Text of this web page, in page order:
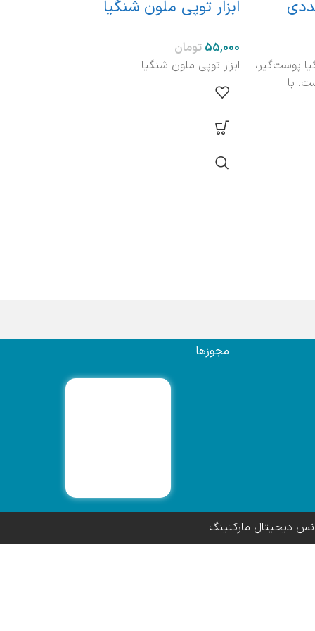
رشته کن 3 عددی
عددی شنگیا پوست‌گیر،
با
ابزار توپی ملون شنگیا
تومان
ابزار توپی ملون شنگیا
مجوزها
دیجیتال مارکتینگ